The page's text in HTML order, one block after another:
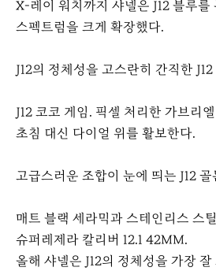
X-레이 워치까지 샤넬은 J12 블루를
스펙트럼을 크게 확장했다.
J12의 정체성을 고스란히 간직한
J12 코코 게임. 픽셀 처리한 가브리
초침 대신 다이얼 위를 활보한다.
고급스러운 조합이 눈에 띄는 J12
매트 블랙 세라믹과 스테인리스 스
슈퍼레제라 칼리버 12.1 42MM.
올해 샤넬은 J12의 정체성을 가장